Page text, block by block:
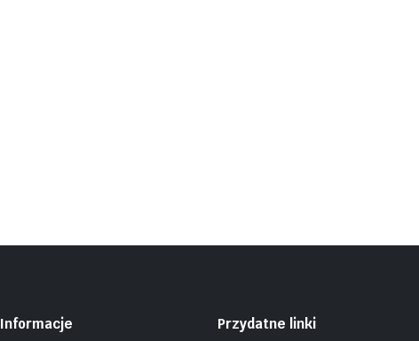
Informacje Przydatne linki